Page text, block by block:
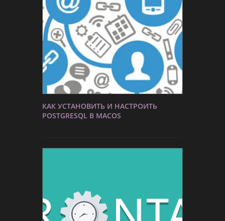
КАК УСТАНОВИТЬ И НАСТРОИТЬ
POSTGRESQL В MACOS